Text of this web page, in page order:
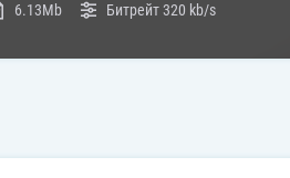
6.13Mb Битрейт320 kb/s